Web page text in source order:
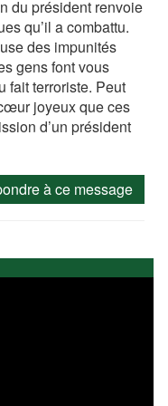
du président renvoie
qu’il a combattu.
des impunités
gens font vous
fait terroriste. Peut
joyeux que ces
d’un président
à ce message